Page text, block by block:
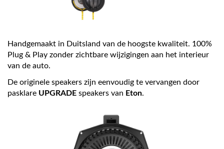
Handgemaakt in Duitsland van de hoogste kwaliteit. 100%
Plug & Play zonder zichtbare wijzigingen aan het interieur
van de auto.
De originele speakers zijn eenvoudig te vervangen door
pasklare UPGRADE speakers van Eton.